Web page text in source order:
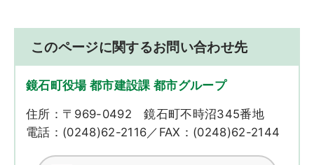
このページに関するお問い合わせ先
鏡石町役場 都市建設課 都市グループ
住所：〒969-0492 鏡石町不時沼345番地
電話：(0248)62-2116／FAX：(0248)62-2144